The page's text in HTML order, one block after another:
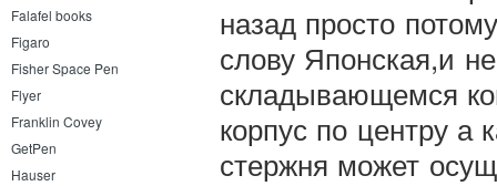
Falafel books
Figaro
Fisher Space Pen
Flyer
Franklin Covey
GetPen
Hauser
назад просто
слову Японская,и
складывающемся
корпус по центру а
стержня может